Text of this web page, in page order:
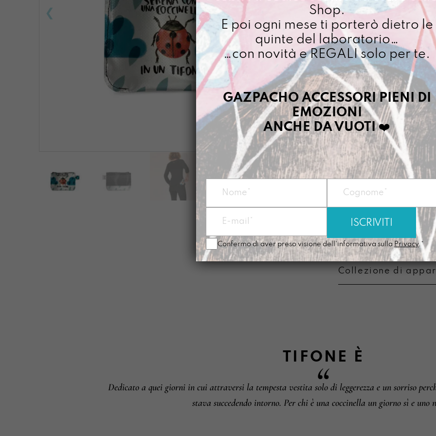
Cuciamo ogni ordine
4/5 giorni lavorativi,
importo superiore ai
Dettagli prodotto
Può contenere
cosa ti rende felice
Vegan
Misura:13 x 10 x
Materiale : telo
Zip colorata
Può contenere
cosa ti rende
Modalità di
Collezione di
TIFONE È
Dedicato a quei giorni in cui attraversi la tempesta vestita solo di leggerezza e un sorriso
stava succedendo intorno. Per chi è una coccinella un giorno sì e
Shop.
E poi ogni mese ti porterò dietro le
quinte del laboratorio…
…con novità e REGALI solo per te.
GAZPACHO ACCESSORI PIENI DI
EMOZIONI
ANCHE DA VUOTI❤️
Confermo di aver preso visione dell'informativa sulla Privacy.*